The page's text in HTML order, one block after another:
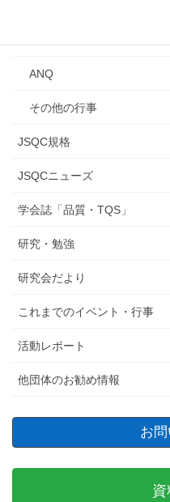
ANQ
その他の行事
JSQC規格
JSQCニューズ
学会誌「品質・TQS」
研究・勉強
研究会だより
これまでのイベント・行事
活動レポート
他団体のお勧め情報
お